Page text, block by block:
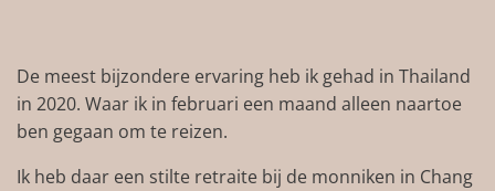
De meest bijzondere ervaring heb ik gehad in Thailand
in 2020. Waar ik in februari een maand alleen naartoe
ben gegaan om te reizen.
Ik heb daar een stilte retraite bij de monniken in Chang